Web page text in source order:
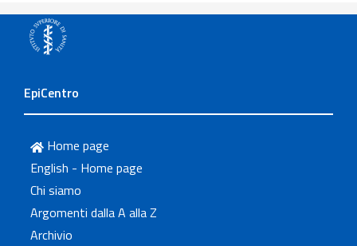
EpiCentro
Home page
English - Home page
Chi siamo
Argomenti dalla A alla Z
Archivio